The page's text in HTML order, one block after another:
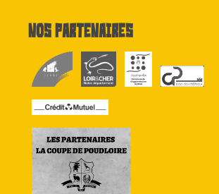
Nos partenaires